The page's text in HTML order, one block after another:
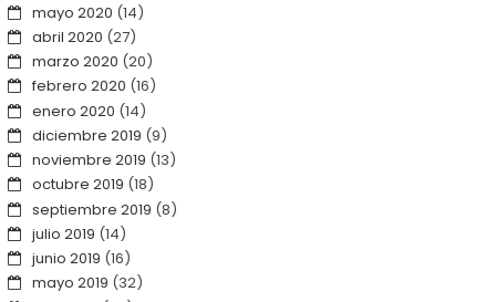
mayo 2020 (14)
abril 2020 (27)
marzo 2020 (20)
febrero 2020 (16)
enero 2020 (14)
diciembre 2019 (9)
noviembre 2019 (13)
octubre 2019 (18)
septiembre 2019 (8)
julio 2019 (14)
junio 2019 (16)
mayo 2019 (32)